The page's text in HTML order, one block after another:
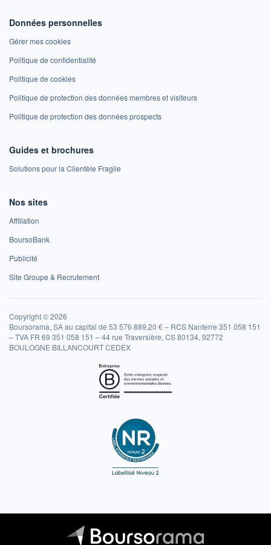
Données personnelles
Gérer mes cookies
Politique de confidentialité
Politique de cookies
Politique de protection des données membres et visiteurs
Politique de protection des données prospects
Guides et brochures
Solutions pour la Clientèle Fragile
Nos sites
Affiliation
BoursoBank
Publicité
Site Groupe & Recrutement
Copyright © 2026
Boursorama, SA au capital de 53 576 889,20 € – RCS Nanterre 351 058 151
– TVA FR 69 351 058 151 – 44 rue Traversière, CS 80134, 92772
BOULOGNE BILLANCOURT CEDEX